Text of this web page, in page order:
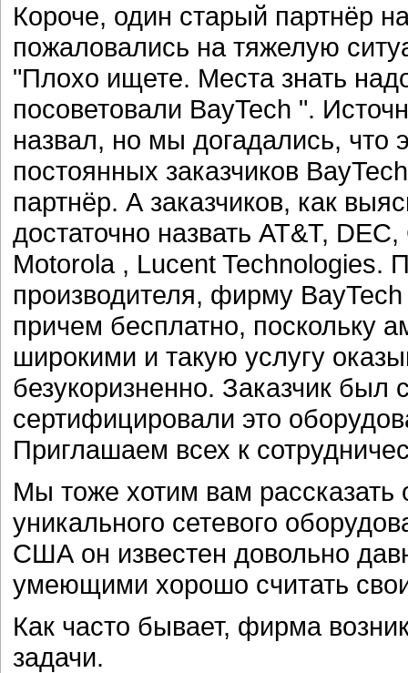
Короче, один старый партнёр
пожаловались на тяжелую
"Плохо ищете. Места знать
посоветовали BayTech ".
назвал, но мы догадались, что
постоянных заказчиков
партнёр. А заказчиков, как
достаточно назвать AT&T,
Motorola , Lucent Technologies.
производителя, фирму
причем бесплатно, поскольку
широкими и такую услугу
безукоризненно. Заказчик
сертифицировали это
Приглашаем всех к
Мы тоже хотим вам рассказать
уникального сетевого
США он известен довольно
умеющими хорошо считать
Как часто бывает, фирма
задачи.